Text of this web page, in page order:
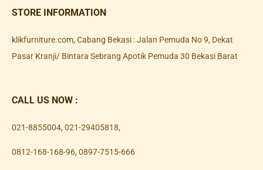
STORE INFORMATION
klikfurniture.com, Cabang Bekasi : Jalan Pemuda No 9, Dekat
Pasar Kranji/ Bintara Sebrang Apotik Pemuda 30 Bekasi Barat
CALL US NOW :
021-8855004, 021-29405818,
0812-168-168-96, 0897-7515-666